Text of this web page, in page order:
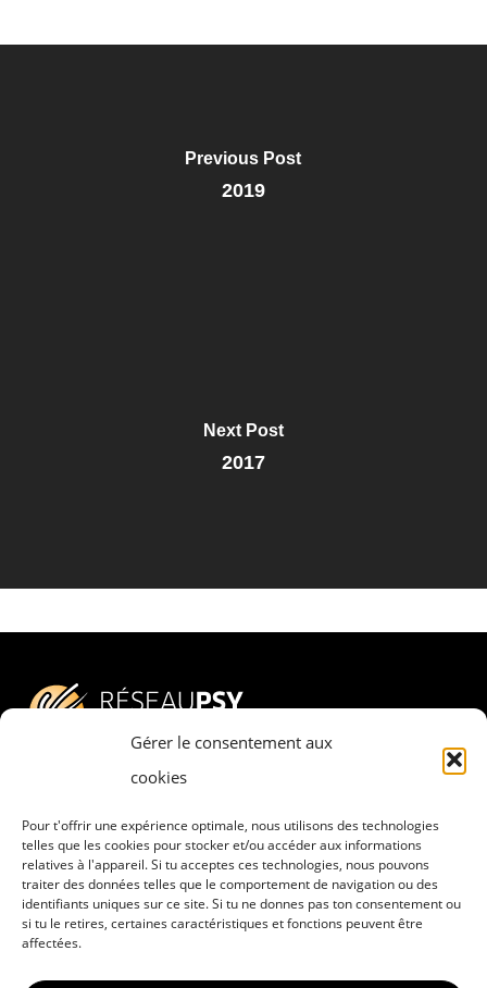
Gérer le consentement aux
cookies
Pour t'offrir une expérience optimale, nous utilisons des technologies
telles que les cookies pour stocker et/ou accéder aux informations
relatives à l'appareil. Si tu acceptes ces technologies, nous pouvons
traiter des données telles que le comportement de navigation ou des
identifiants uniques sur ce site. Si tu ne donnes pas ton consentement ou
si tu le retires, certaines caractéristiques et fonctions peuvent être
affectées.
Previous Post
2019
Next Post
2017
Adresse
RESEAU PSY – PSYCHESCH HËLLEF
DOBAUSSEN a.s.b.l.
8, rue Pierre Claude